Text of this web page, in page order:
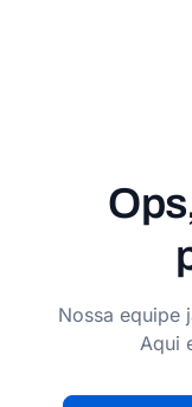
Nossa equipe
Aqui